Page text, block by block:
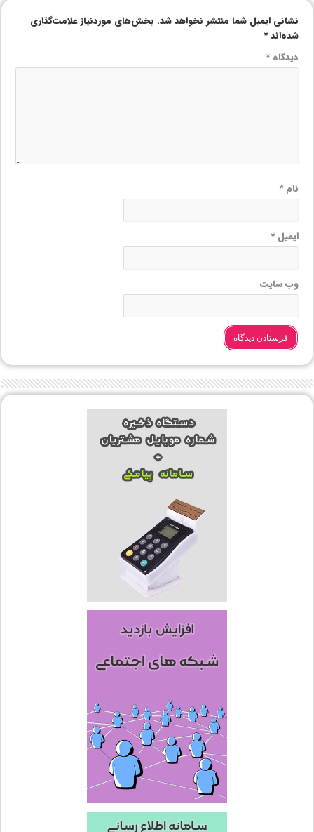
نشانی ایمیل شما منتشر نخواهد شد. بخش‌های موردنیاز علامت‌گذاری
شده‌اند*
دیدگاه*
نام*
ایمیل*
وب‌ سایت